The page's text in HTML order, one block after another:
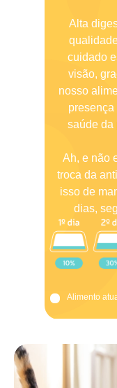
Alimento
Alta
cuidado
visão,
nosso
presença
saúde da
Ah, e não
troca da
isso de
dias,